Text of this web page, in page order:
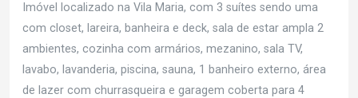
Imóvel localizado na Vila Maria, com 3 suítes sendo uma
com closet, lareira, banheira e deck, sala de estar ampla 2
ambientes, cozinha com armários, mezanino, sala TV,
lavabo, lavanderia, piscina, sauna, 1 banheiro externo, área
de lazer com churrasqueira e garagem coberta para 4